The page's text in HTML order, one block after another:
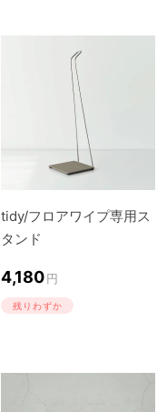
tidy/フロアワイプ専用ス
タンド
4,180円
残りわずか